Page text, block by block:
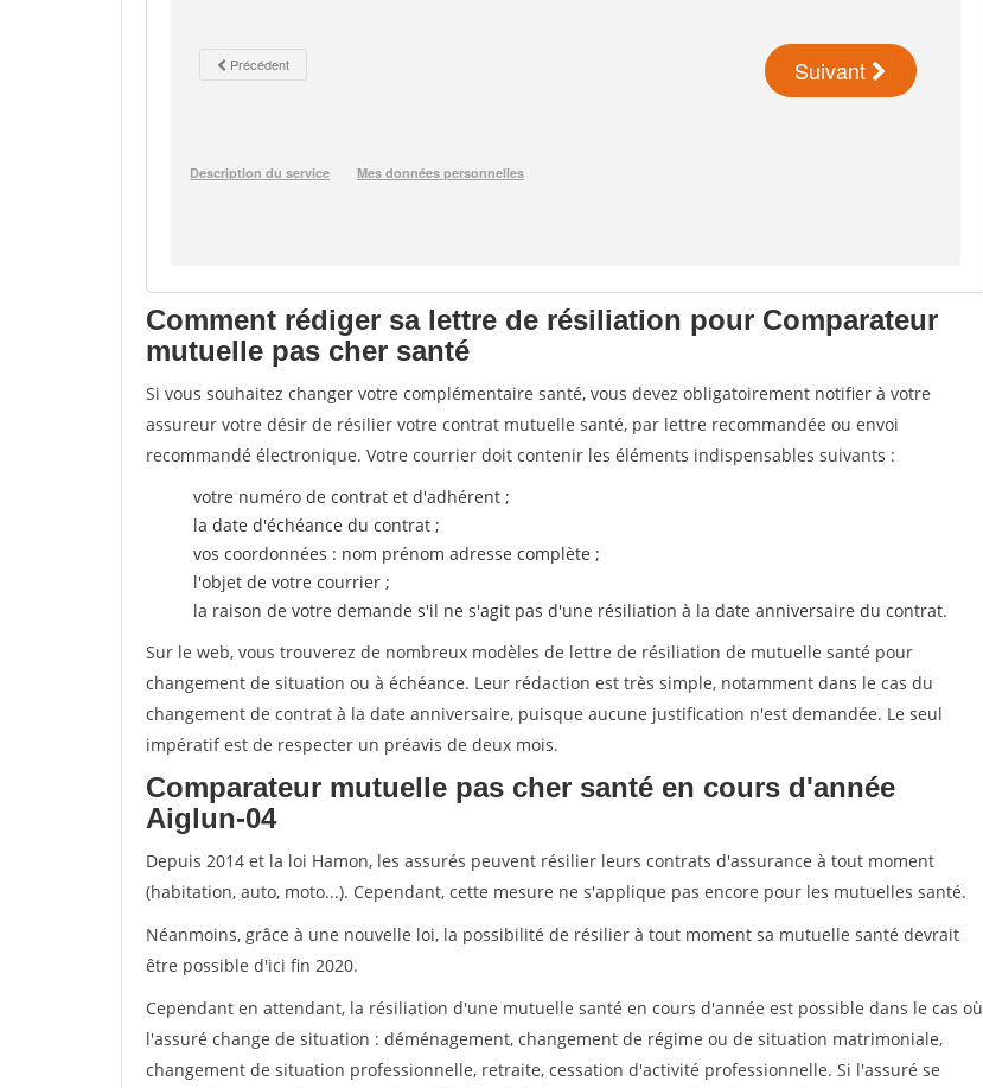
Comment rédiger sa lettre de résiliation pour Comparateur
mutuelle pas cher santé
Si vous souhaitez changer votre complémentaire santé, vous devez obligatoirement notifier à votre
assureur votre désir de résilier votre contrat mutuelle santé, par lettre recommandée ou envoi
recommandé électronique. Votre courrier doit contenir les éléments indispensables suivants :
votre numéro de contrat et d'adhérent ;
la date d'échéance du contrat ;
vos coordonnées : nom prénom adresse complète ;
l'objet de votre courrier ;
la raison de votre demande s'il ne s'agit pas d'une résiliation à la date anniversaire du contrat.
Sur le web, vous trouverez de nombreux modèles de lettre de résiliation de mutuelle santé pour
changement de situation ou à échéance. Leur rédaction est très simple, notamment dans le cas du
changement de contrat à la date anniversaire, puisque aucune justification n'est demandée. Le seul
impératif est de respecter un préavis de deux mois.
Comparateur mutuelle pas cher santé en cours d'année
Aiglun-04
Depuis 2014 et la loi Hamon, les assurés peuvent résilier leurs contrats d'assurance à tout moment
(habitation, auto, moto...). Cependant, cette mesure ne s'applique pas encore pour les mutuelles santé.
Néanmoins, grâce à une nouvelle loi, la possibilité de résilier à tout moment sa mutuelle santé devrait
être possible d'ici fin 2020.
Cependant en attendant, la résiliation d'une mutuelle santé en cours d'année est possible dans le cas où
l'assuré change de situation : déménagement, changement de régime ou de situation matrimoniale,
changement de situation professionnelle, retraite, cessation d'activité professionnelle. Si l'assuré se